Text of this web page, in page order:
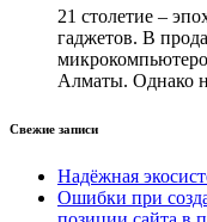
21 столетие –
гаджетов. В
Алматы. Однако
Свежие записи
Надёжная
Ошибки при